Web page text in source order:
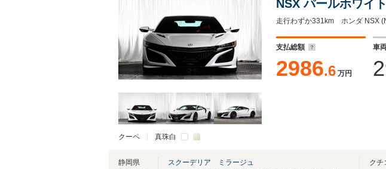
クーペ 真珠白
NSX パールホワイト
支払総額
2986.6 万円
車
静岡県
スクーデリア ミラージュ
クチ